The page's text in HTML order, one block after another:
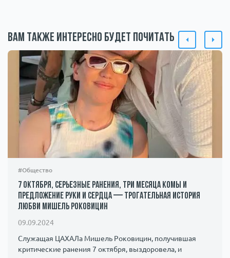
Вам также интересно будет почитать
#Общество
7 октября, серьезные ранения, три месяца комы и
предложение руки и сердца — трогательная история
любви Мишель Роковицин
09.09.2024
Служащая ЦАХАЛа Мишель Роковицин, получившая
критические ранения 7 октября, выздоровела, и